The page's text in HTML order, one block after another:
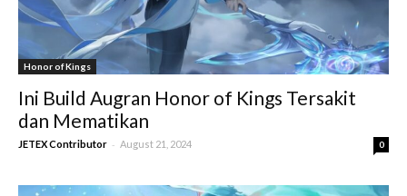
Honor of Kings
Ini Build Augran Honor of Kings Tersakit
dan Mematikan
JETEX Contributor - August 21, 2024 0